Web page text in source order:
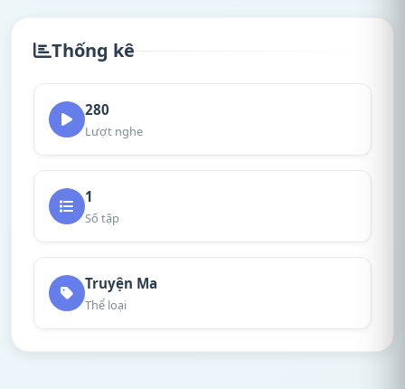
Thống kê
280
Lượt nghe
1
Số tập
Truyện Ma
Thể loại